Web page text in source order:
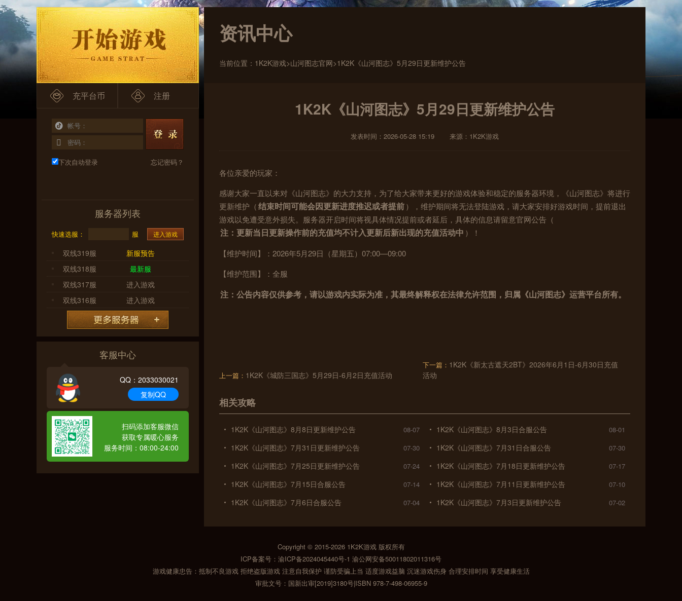
下次自动登录 忘记密码？
充平台币 注册
服务器列表
快速选服： 服 进入游戏
双线319服
新服预告
双线318服
最新服
双线317服
进入游戏
双线316服
进入游戏
客服中心
QQ：2033030021
复制QQ
扫码添加客服微信
获取专属暖心服务
服务时间：08:00-24:00
资讯中心
当前位置： 1K2K游戏>山河图志官网>1K2K《山河图志》5月29日更新维护公告
1K2K《山河图志》5月29日更新维护公告
发表时间：2026-05-28 15:19 来源：1K2K游戏
各位亲爱的玩家：
感谢大家一直以来对《山河图志》的大力支持，为了给大家带来更好的游戏体验和稳定的服务器环境，《山河图志》将进行
更新维护（结束时间可能会因更新进度推迟或者提前），维护期间将无法登陆游戏，请大家安排好游戏时间，提前退出
游戏以免遭受意外损失。服务器开启时间将视具体情况提前或者延后，具体的信息请留意官网公告（
注：更新当日更新操作前的充值均不计入更新后新出现的充值活动中 ）！
【维护时间】：2026年5月29日（星期五）07:00—09:00
【维护范围】：全服
注：公告内容仅供参考，请以游戏内实际为准，其最终解释权在法律允许范围，归属《山河图志》运营平台所有。
上一篇： 1K2K《城防三国志》5月29日-6月2日充值活动
下一篇： 1K2K《新太古遮天2BT》2026年6月1日-6月30日充值
活动
相关攻略
1K2K《山河图志》8月8日更新维护公告 08-07 1K2K《山河图志》8月3日合服公告 08-01
1K2K《山河图志》7月31日更新维护公告 07-30 1K2K《山河图志》7月31日合服公告 07-30
1K2K《山河图志》7月25日更新维护公告 07-24 1K2K《山河图志》7月18日更新维护公告 07-17
1K2K《山河图志》7月15日合服公告 07-14 1K2K《山河图志》7月11日更新维护公告 07-10
1K2K《山河图志》7月6日合服公告 07-04 1K2K《山河图志》7月3日更新维护公告 07-02
Copyright © 2015-2026 1K2K游戏版权所有
ICP备案号： 渝ICP备2024045440号-1 渝公网安备50011802011316号
游戏健康忠告：抵制不良游戏 拒绝盗版游戏 注意自我保护 谨防受骗上当 适度游戏益脑 沉迷游戏伤身 合理安排时间 享受健康生活
审批文号：国新出审[2019]3180号|ISBN 978-7-498-06955-9